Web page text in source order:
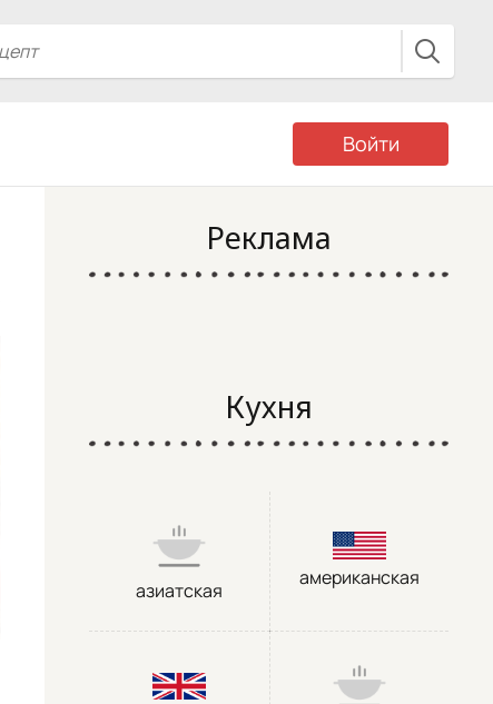
Войти
Реклама
Кухня
азиатская
американская